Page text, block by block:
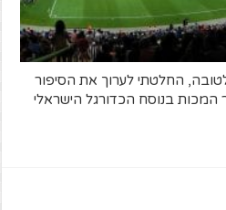
החלטתי לערוך את הסיפור
המכות בנוסח הכדורגל הישראלי